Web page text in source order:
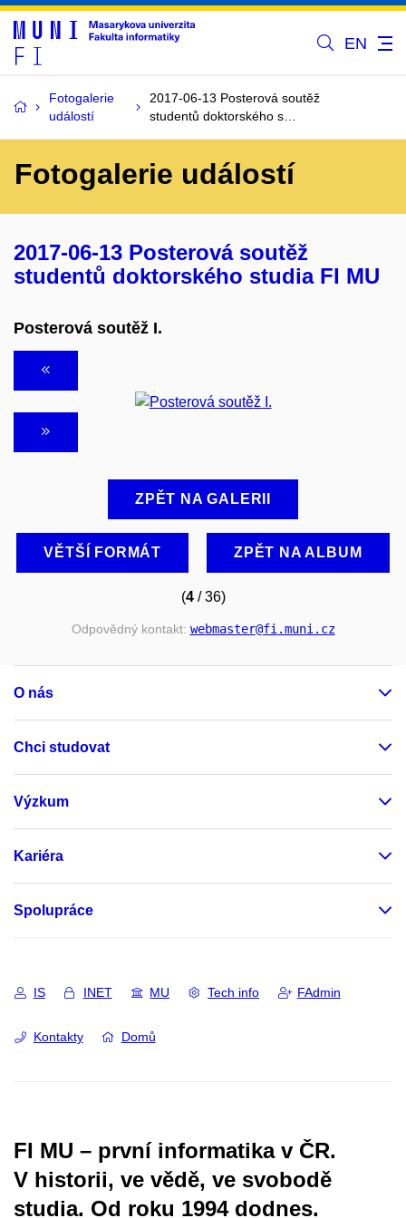
EN
Fotogalerie
událostí
2017-06-13 Posterová soutěž
studentů doktorského s…
Fotogalerie událostí
2017-06-13 Posterová soutěž
studentů doktorského studia FI MU
Posterová soutěž I.
ZPĚT NA GALERII
VĚTŠÍ FORMÁT ZPĚT NA ALBUM
(4/ 36)
Odpovědný kontakt: webmaster@fi.muni.cz
O nás
Chci studovat
Výzkum
Kariéra
Spolupráce
IS INET MU Tech info FAdmin
Kontakty Domů
FI MU – první informatika v ČR.
V historii, ve vědě, ve svobodě
studia. Od roku 1994 dodnes.